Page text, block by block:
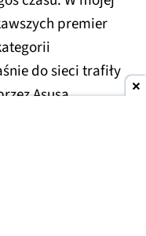
premier
do sieci trafiły
Asusa.